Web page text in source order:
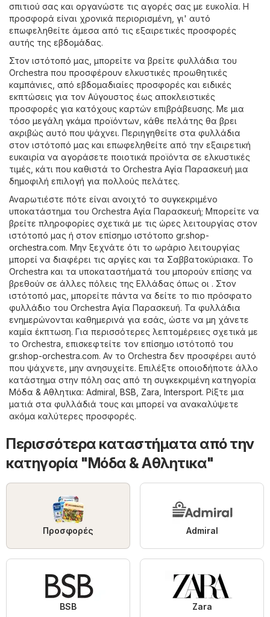
σπιτιού σας και οργανώστε τις αγορές σας με ευκολία. Η
προσφορά είναι χρονικά περιορισμένη, γι' αυτό
επωφεληθείτε άμεσα από τις εξαιρετικές προσφορές
αυτής της εβδομάδας.
Στον ιστότοπό μας, μπορείτε να βρείτε φυλλάδια του
Orchestra που προσφέρουν ελκυστικές προωθητικές
καμπάνιες, από εβδομαδιαίες προσφορές και ειδικές
εκπτώσεις για τον Αύγουστος έως αποκλειστικές
προσφορές για κατόχους καρτών επιβράβευσης. Με μια
τόσο μεγάλη γκάμα προϊόντων, κάθε πελάτης θα βρει
ακριβώς αυτό που ψάχνει. Περιηγηθείτε στα φυλλάδια
στον ιστότοπό μας και επωφεληθείτε από την εξαιρετική
ευκαιρία να αγοράσετε ποιοτικά προϊόντα σε ελκυστικές
τιμές, κάτι που καθιστά το Orchestra Αγία Παρασκευή μια
δημοφιλή επιλογή για πολλούς πελάτες.
Αναρωτιέστε πότε είναι ανοιχτό το συγκεκριμένο
υποκατάστημα του Orchestra Αγία Παρασκευή; Μπορείτε να
βρείτε πληροφορίες σχετικά με τις ώρες λειτουργίας στον
ιστότοπό μας ή στον επίσημο ιστότοπο gr.shop-
orchestra.com. Μην ξεχνάτε ότι το ωράριο λειτουργίας
μπορεί να διαφέρει τις αργίες και τα Σαββατοκύριακα. Το
Orchestra και τα υποκαταστήματά του μπορούν επίσης να
βρεθούν σε άλλες πόλεις της Ελλάδας όπως οι . Στον
ιστότοπό μας, μπορείτε πάντα να δείτε το πιο πρόσφατο
φυλλάδιο του Orchestra Αγία Παρασκευή. Τα φυλλάδια
ενημερώνονται καθημερινά για εσάς, ώστε να μη χάνετε
καμία έκπτωση. Για περισσότερες λεπτομέρειες σχετικά με
το Orchestra, επισκεφτείτε τον επίσημο ιστότοπό του
gr.shop-orchestra.com. Αν το Orchestra δεν προσφέρει αυτό
που ψάχνετε, μην ανησυχείτε. Επιλέξτε οποιοδήποτε άλλο
κατάστημα στην πόλη σας από τη συγκεκριμένη κατηγορία
Μόδα & Aθλητικα: Admiral BSB Zara Intersport. Ρίξτε μια
ματιά στα φυλλάδιά τους και μπορεί να ανακαλύψετε
ακόμα καλύτερες προσφορές.
Περισσότερα καταστήματα από την
κατηγορία "Μόδα & Aθλητικα"
Προσφορές Admiral
BSB Zara